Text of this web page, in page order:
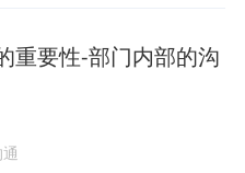
重要性-部门内部的沟